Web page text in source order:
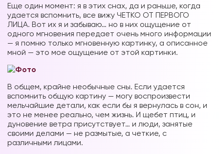
Еще один момент: я в этих снах, да и раньше, когда
удается вспомнить, все вижу ЧЕТКО ОТ ПЕРВОГО
ЛИЦА. Вот их я и забываю… но в них ощущение от
одного мгновения передает очень много информации
— я помню только мгновенную картинку, а описанное
мной — это мое ощущение от этой картинки.
В общем, крайне необычные сны. Если удается
вспомнить общую картину — могу воспроизвести
мельчайшие детали, как если бы я вернулась в сон, и
это не менее реально, чем жизнь. И щебет птиц, и
дуновение ветра присутствует… и люди, занятые
своими делами — не размытые, а четкие, с
различными лицами.